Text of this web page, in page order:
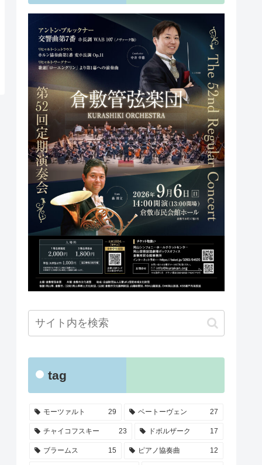
tag
モーツァルト 29 ベートーヴェン 27
チャイコフスキー 23 ドボルザーク 17
ブラームス 15 ピアノ協奏曲 12